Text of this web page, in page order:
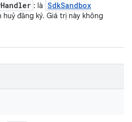
Handler : là SdkSandbox
huỷ đăng ký. Giá trị này không